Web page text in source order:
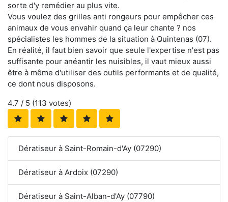
sorte d'y remédier au plus vite.
Vous voulez des grilles anti rongeurs pour empêcher ces
animaux de vous envahir quand ça leur chante ? nos
spécialistes les hommes de la situation à Quintenas (07).
En réalité, il faut bien savoir que seule l'expertise n'est pas
suffisante pour anéantir les nuisibles, il vaut mieux aussi
être à même d'utiliser des outils performants et de qualité,
ce dont nous disposons.
4.7 / 5 (113 votes)
Dératiseur à Saint-Romain-d'Ay (07290)
Dératiseur à Ardoix (07290)
Dératiseur à Saint-Alban-d'Ay (07790)